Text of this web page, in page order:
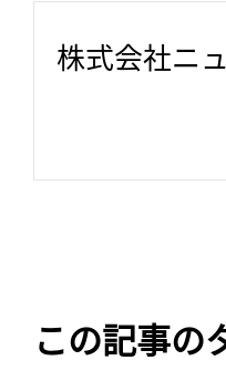
株式会社ニ
この記事の